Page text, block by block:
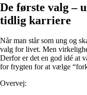
De første valg –
tidlig karriere
Når man står som ung og
valg for livet. Men
Derfor er det en god idé at
for frygten for at vælge
Overvej: